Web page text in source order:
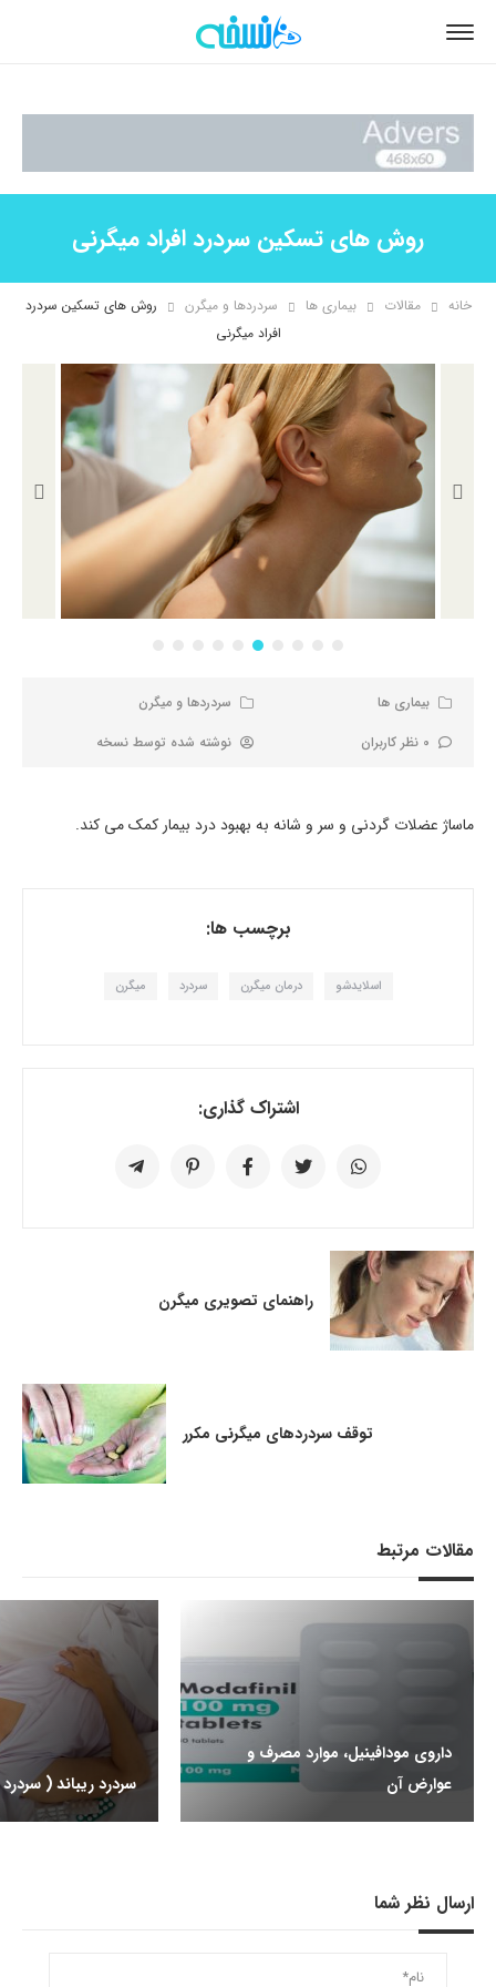
روش های تسکین سردرد افراد میگرنی
خانه مقالات بیماری ها سردردها و میگرن
روش های تسکین سردرد
افراد میگرنی
بیماری ها
سردردها و میگرن
0 نظر کاربران
نوشته شده توسط نسخه
ماساژ عضلات گردنی و سر و شانه به بهبود درد بیمار کمک می کند.
برچسب ها:
اسلایدشو درمان میگرن سردرد میگرن
اشتراک گذاری:
راهنمای تصویری میگرن
توقف سردردهای میگرنی مکرر
مقالات مرتبط
داروی مودافینیل، موارد مصرف و
عوارض آن
سردرد ریباند (
ارسال نظر شما